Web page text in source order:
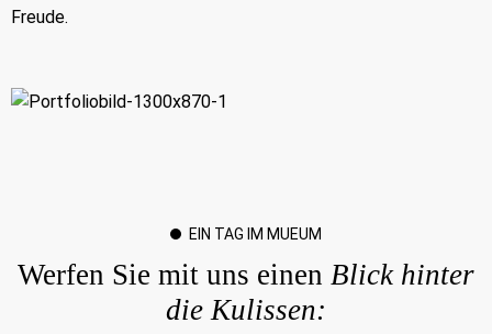
Freude.
EIN TAG IM MUEUM
Werfen Sie mit uns einen Blick hinter
die Kulissen: